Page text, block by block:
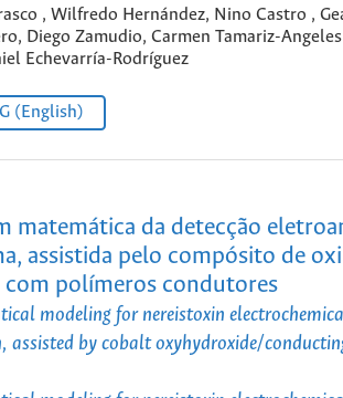
, Wilfredo Hernández, Nino Castro ,
Diego Zamudio, Carmen Tamariz-
Echevarría-Rodríguez
(English)
matemática da detecção
assistida pelo compósito de
polímeros condutores
modeling for nereistoxin
assisted by cobalt oxyhydroxide/